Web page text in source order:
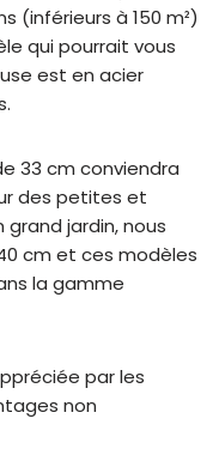
(inférieurs à 150 m²)
qui pourrait vous
est en acier
33 cm conviendra
des petites et
jardin, nous
cm et ces modèles
la gamme
par les
non